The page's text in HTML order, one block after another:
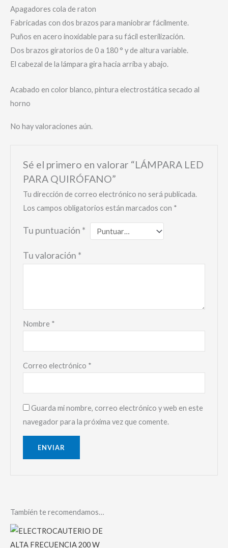
Apagadores cola de raton
Fabricadas con dos brazos para maniobrar fácilmente.
Puños en acero inoxidable para su fácil esterilización.
Dos brazos giratorios de 0 a 180 ° y de altura variable.
El cabezal de la lámpara gira hacia arriba y abajo.
Acabado en color blanco, pintura electrostática secado al
horno
No hay valoraciones aún.
Sé el primero en valorar “LÁMPARA LED
PARA QUIRÓFANO”
Tu dirección de correo electrónico no será publicada.
Los campos obligatorios están marcados con *
Tu puntuación *
Tu valoración *
Nombre *
Correo electrónico *
Guarda mi nombre, correo electrónico y web en este
navegador para la próxima vez que comente.
También te recomendamos…